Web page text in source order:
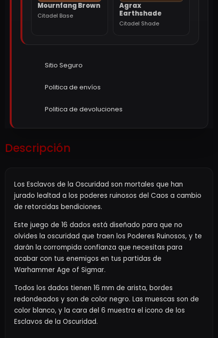
Mournfang Brown
Citadel Base
Agrax
Earthshade
Citadel Shade
Sitio Seguro
Politica de envíos
Politica de devoluciones
Descripción
Los Esclavos de la Oscuridad son mortales que han
jurado lealtad a los poderes ruinosos del Caos a cambio
de retorcidas bendiciones.
Este juego de 16 dados está diseñado para que no
olvides la oscuridad que traen los Poderes Ruinosos, y te
darán la corrompida confianza que necesitas para
acabar con tus enemigos en tus partidas de
Warhammer Age of Sigmar.
Todos los dados tienen 16 mm de arista, bordes
redondeados y son de color negro. Las muescas son de
color blanco, y la cara del 6 muestra el icono de los
Esclavos de la Oscuridad.